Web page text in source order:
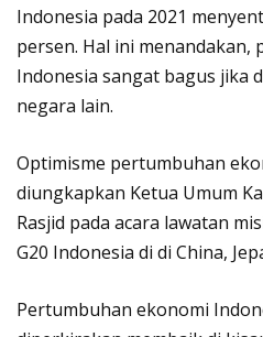
Indonesia pada 2021
persen. Hal ini
Indonesia sangat bagus jika
negara lain.
Optimisme pertumbuhan
diungkapkan Ketua Umum
Rasjid pada acara lawatan
G20 Indonesia di di China,
Pertumbuhan ekonomi